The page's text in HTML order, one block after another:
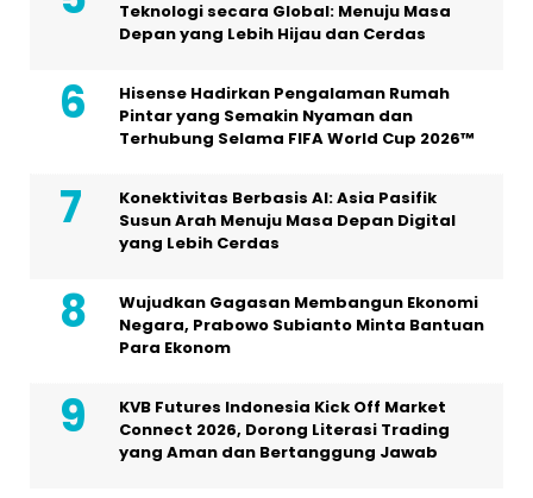
Teknologi secara Global: Menuju Masa
Depan yang Lebih Hijau dan Cerdas
Hisense Hadirkan Pengalaman Rumah
Pintar yang Semakin Nyaman dan
Terhubung Selama FIFA World Cup 2026™
Konektivitas Berbasis AI: Asia Pasifik
Susun Arah Menuju Masa Depan Digital
yang Lebih Cerdas
Wujudkan Gagasan Membangun Ekonomi
Negara, Prabowo Subianto Minta Bantuan
Para Ekonom
KVB Futures Indonesia Kick Off Market
Connect 2026, Dorong Literasi Trading
yang Aman dan Bertanggung Jawab